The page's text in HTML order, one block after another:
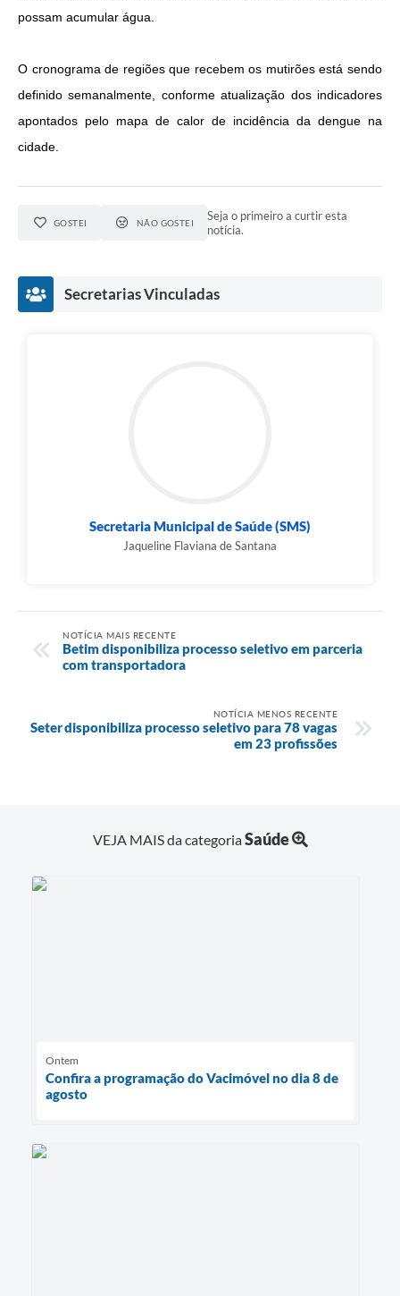
possam acumular água.
O cronograma de regiões que recebem os mutirões está sendo
definido semanalmente, conforme atualização dos indicadores
apontados pelo mapa de calor de incidência da dengue na
cidade.
GOSTEI NÃO GOSTEI
Seja o primeiro a curtir esta
notícia.
Secretarias Vinculadas
Secretaria Municipal de Saúde (SMS)
Jaqueline Flaviana de Santana
NOTÍCIA MAIS RECENTE
Betim disponibiliza processo seletivo em parceria
com transportadora
NOTÍCIA MENOS RECENTE
Seter disponibiliza processo seletivo para 78 vagas
em 23 profissões
VEJA MAIS da categoriaSaúde
Ontem
Confira a programação do Vacimóvel no dia 8 de
agosto